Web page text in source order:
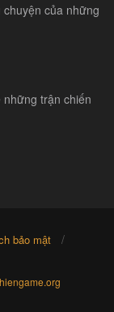
của những
những trận chiến
bảo mật